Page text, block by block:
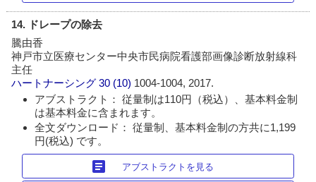
14. ドレープの除去
騰由香
神戸市立医療センター中央市民病院看護部画像診断放射線科
主任
ハートナーシング 30 (10) 1004-1004, 2017.
アブストラクト： 従量制は110円（税込）、基本料金制
は基本料金に含まれます。
全文ダウンロード： 従量制、基本料金制の方共に1,199
円(税込) です。
article アブストラクトを見る